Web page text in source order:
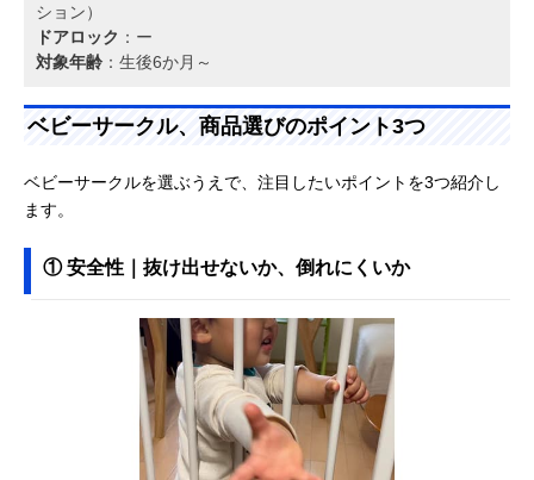
ション）
ドアロック ：ー
対象年齢 ：生後6か月～
ベビーサークル、商品選びのポイント3つ
ベビーサークルを選ぶうえで、注目したいポイントを3つ紹介し
ます。
① 安全性｜抜け出せないか、倒れにくいか